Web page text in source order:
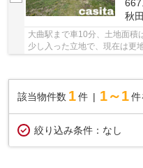
秋
大曲駅まで車10分、土地面積
少し入った立地で、現在は更
該当物件数 1件 1～1 件
絞り込み条件： なし